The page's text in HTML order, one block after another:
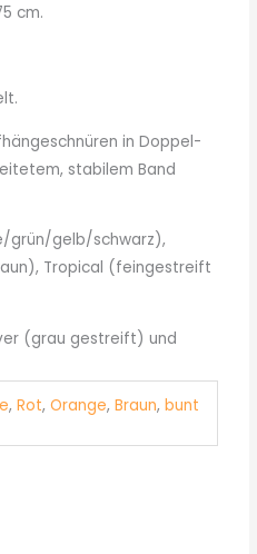
cm.
in Doppel-
stabilem Band
grün/gelb/schwarz),
Tropical (feingestreift
(grau gestreift) und
,Rot,Orange,Braun,bunt